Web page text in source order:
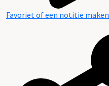
Favoriet of een notitie maken